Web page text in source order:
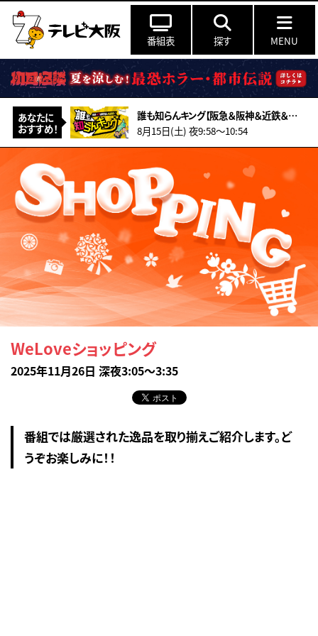
番組表 探す MENU
あなたに
おすすめ！
誰も知らんキング【阪急＆阪神＆近鉄＆南海＆メトロ…鉄道ミステリー2026夏】
8月15日(土) 夜9:58〜10:54
WeLoveショッピング
2025年11月26日 深夜3:05～3:35
番組では厳選された逸品を取り揃えご紹介します。ど
うぞお楽しみに！！